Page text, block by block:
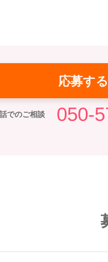
応募する
でのご相談 050-